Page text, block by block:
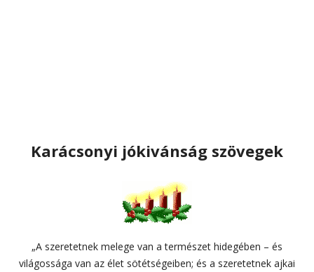
Karácsonyi jókivánság szövegek
„A szeretetnek melege van a természet hidegében – és
világossága van az élet sötétségeiben; és a szeretetnek ajkai